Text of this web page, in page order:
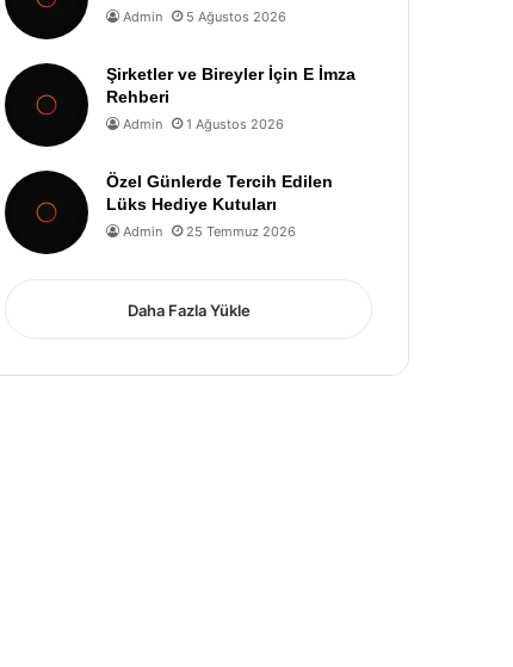
Admin 5 Ağustos 2026
Şirketler ve Bireyler İçin E İmza
Rehberi
Admin 1 Ağustos 2026
Özel Günlerde Tercih Edilen
Lüks Hediye Kutuları
Admin 25 Temmuz 2026
Daha Fazla Yükle